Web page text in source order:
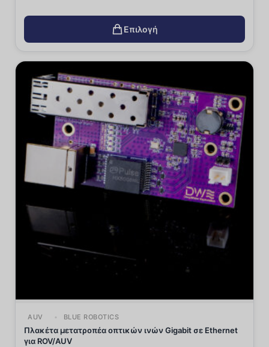
Επιλογή
AUV BLUE ROBOTICS
Πλακέτα μετατροπέα οπτικών ινών Gigabit σε Ethernet
για ROV/AUV